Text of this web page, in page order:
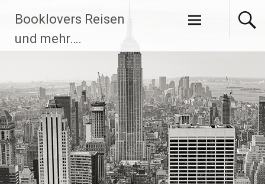
Inhalt
springen
Booklovers Reisen
und mehr….